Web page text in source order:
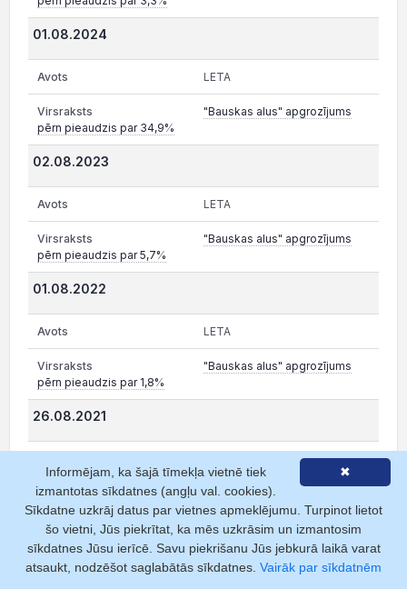
01.08.2024
LETA
"Bauskas alus" apgrozījums
pērn pieaudzis par 34,9%
02.08.2023
LETA
"Bauskas alus" apgrozījums
pērn pieaudzis par 5,7%
01.08.2022
LETA
"Bauskas alus" apgrozījums
pērn pieaudzis par 1,8%
26.08.2021
"Depozīta iepakojuma
operators" noslēdzis pirmos līgumus par depozīta
iepakojuma apsaimniekošanu
29.07.2020
✖
Informējam, ka šajā tīmekļa vietnē tiek
izmantotas sīkdatnes (angļu val. cookies).
Sīkdatne uzkrāj datus par vietnes apmeklējumu. Turpinot lietot
šo vietni, Jūs piekrītat, ka mēs uzkrāsim un izmantosim
sīkdatnes Jūsu ierīcē. Savu piekrišanu Jūs jebkurā laikā varat
atsaukt, nodzēšot saglabātās sīkdatnes. Vairāk par sīkdatnēm